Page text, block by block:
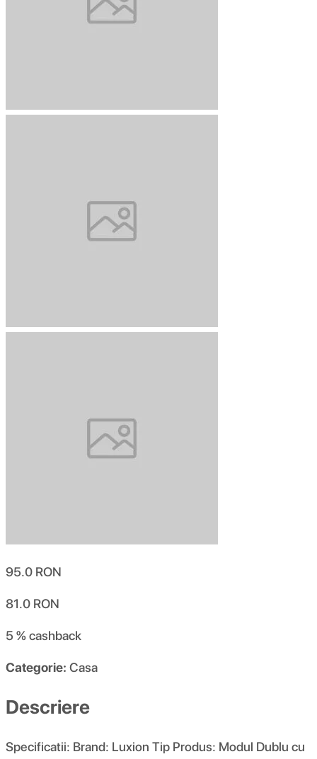
95.0 RON
81.0 RON
5 %cashback
Categorie: Casa
Descriere
Specificatii: Brand: Luxion Tip Produs: Modul Dublu cu